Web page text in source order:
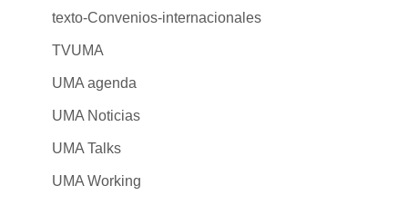
texto-Convenios-internacionales
TVUMA
UMA agenda
UMA Noticias
UMA Talks
UMA Working